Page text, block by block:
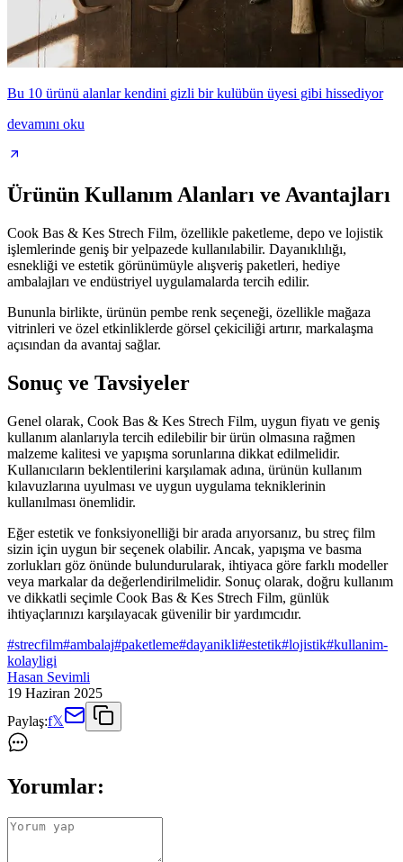
Bu 10 ürünü alanlar kendini gizli bir kulübün üyesi gibi hissediyor
devamını oku
Ürünün Kullanım Alanları ve Avantajları
Cook Bas & Kes Strech Film, özellikle paketleme, depo ve lojistik
işlemlerinde geniş bir yelpazede kullanılabilir. Dayanıklılığı,
esnekliği ve estetik görünümüyle alışveriş paketleri, hediye
ambalajları ve endüstriyel uygulamalarda tercih edilir.
Bununla birlikte, ürünün pembe renk seçeneği, özellikle mağaza
vitrinleri ve özel etkinliklerde görsel çekiciliği artırır, markalaşma
açısından da avantaj sağlar.
Sonuç ve Tavsiyeler
Genel olarak, Cook Bas & Kes Strech Film, uygun fiyatı ve geniş
kullanım alanlarıyla tercih edilebilir bir ürün olmasına rağmen
malzeme kalitesi ve yapışma sorunlarına dikkat edilmelidir.
Kullanıcıların beklentilerini karşılamak adına, ürünün kullanım
kılavuzlarına uyulması ve uygun uygulama tekniklerinin
kullanılması önemlidir.
Eğer estetik ve fonksiyonelliği bir arada arıyorsanız, bu streç film
sizin için uygun bir seçenek olabilir. Ancak, yapışma ve basma
zorlukları göz önünde bulundurularak, ihtiyaca göre farklı modeller
veya markalar da değerlendirilmelidir. Sonuç olarak, doğru kullanım
ve dikkatli seçimle Cook Bas & Kes Strech Film, günlük
ihtiyaçlarınızı karşılayacak güvenilir bir yardımcıdır.
#strecfilm#ambalaj#paketleme#dayanikli#estetik#lojistik#kullanim-
kolayligi
Hasan Sevimli
19 Haziran 2025
Paylaş:f𝕏
Yorumlar: